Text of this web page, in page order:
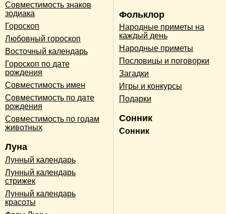
Совместимость знаков
зодиака
Гороскоп
Любовный гороскоп
Восточный календарь
Гороскоп по дате
рождения
Совместимость имен
Совместимость по дате
рождения
Совместимость по годам
животных
Луна
Лунный календарь
Лунный календарь
стрижек
Лунный календарь
красоты
Фольклор
Народные приметы на
каждый день
Народные приметы
Пословицы и поговорки
Загадки
Игры и конкурсы
Подарки
Сонник
Сонник